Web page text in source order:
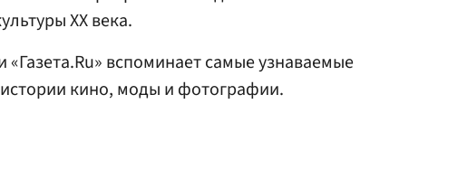
XX века.
вспоминает самые узнаваемые
кино, моды и фотографии.